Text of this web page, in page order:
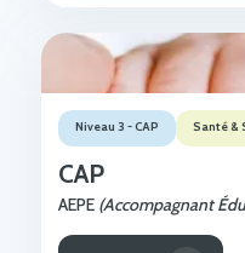
AEPE (Accompagnant
CAP
Niveau 3 - CAP Santé &